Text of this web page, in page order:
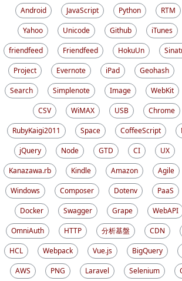
Android
JavaScript Python RTM
Yahoo
Unicode Github iTunes
friendfeed
Friendfeed HokuUn
Project
Evernote iPad Geohash
Search
Simplenote Image WebKit
CSV
WiMAX USB Chrome
RubyKaigi2011
Space CoffeeScript
jQuery
Node GTD CI UX
Kanazawa.rb
Kindle Amazon Agile
Windows
Composer Dotenv PaaS
Docker
Swagger Grape WebAPI
OmniAuth
HTTP 分析基盤 CDN
HCL
Webpack Vue.js BigQuery
AWS
PNG Laravel Selenium